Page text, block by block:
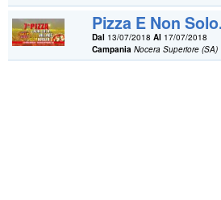
Pizza E Non
Dal 13/07/2018Al 17/07/2018
Campania Nocera Superiore (SA)